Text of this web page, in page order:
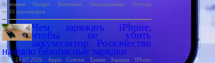
Компания
Google Новичкам Операционная
Система
👀 65 просмотров
Чем заряжать iPhone,
чтобы не убить
аккумулятор: Роскачество
назвало безопасные зарядки
🕑 24.07.2026 Apple Советы Трюки Зарядка
IPhone